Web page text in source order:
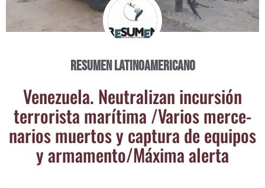
Resumen Latinoamericano
Vene­zue­la. Neu­tra­li­zan incur­sión
terro­ris­ta marí­ti­ma /​Varios mer­ce­
na­rios muer­tos y cap­tu­ra de equi­pos
y armamento/​Máxi­ma alerta